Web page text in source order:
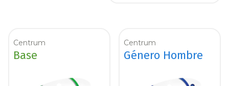
Centrum
Base
Centrum
Género Hombre